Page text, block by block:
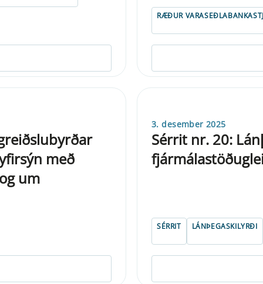
RÆÐUR
með
um
3. desember 2025
Sérrit nr. 20:
SÉRRIT LÁNÞEGASKILYRÐI